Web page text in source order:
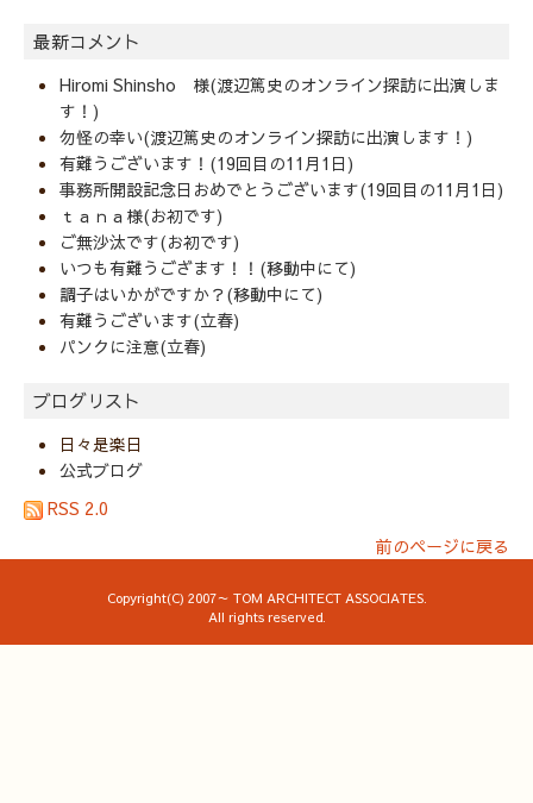
最新コメント
Hiromi Shinsho 様(渡辺篤史のオンライン探訪に出演しま
す！)
勿怪の幸い(渡辺篤史のオンライン探訪に出演します！)
有難うございます！(19回目の11月1日)
事務所開設記念日おめでとうございます(19回目の11月1日)
ｔａｎａ様(お初です)
ご無沙汰です(お初です)
いつも有難うござます！！(移動中にて)
調子はいかがですか？(移動中にて)
有難うございます(立春)
パンクに注意(立春)
ブログリスト
日々是楽日
公式ブログ
RSS 2.0
前のページに戻る
Copyright(C) 2007～ TOM ARCHITECT ASSOCIATES.
All rights reserved.